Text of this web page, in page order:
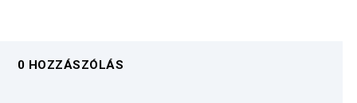
0 HOZZÁSZÓLÁS